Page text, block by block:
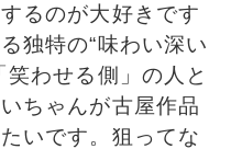
るのが大好きです
独特の“味わい深い
わせる側」の人と
ちゃんが古屋作品
いです。狙ってな